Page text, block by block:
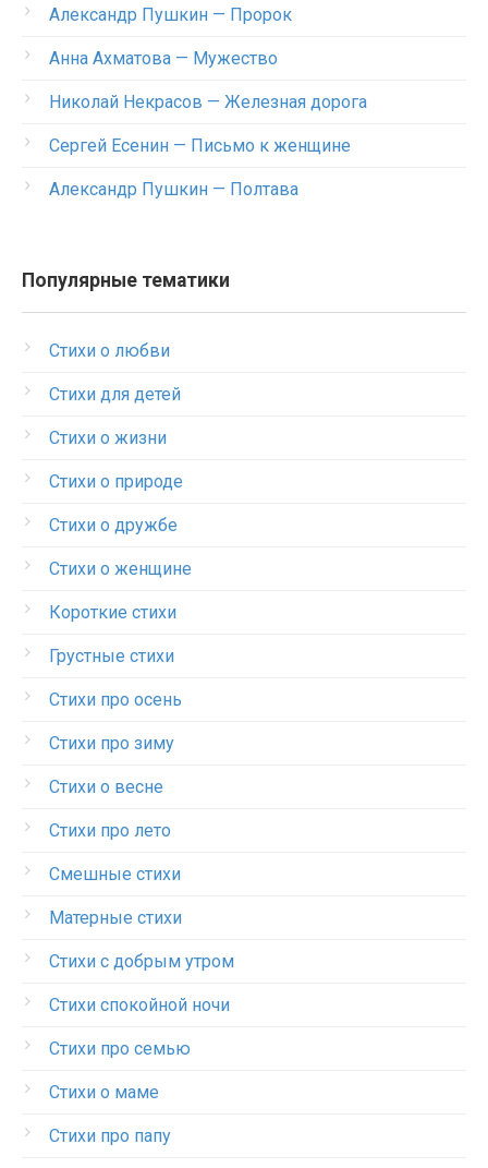
Александр Пушкин — Пророк
Анна Ахматова — Мужество
Николай Некрасов — Железная дорога
Сергей Есенин — Письмо к женщине
Александр Пушкин — Полтава
Популярные тематики
Стихи о любви
Стихи для детей
Стихи о жизни
Стихи о природе
Стихи о дружбе
Стихи о женщине
Короткие стихи
Грустные стихи
Стихи про осень
Стихи про зиму
Стихи о весне
Стихи про лето
Смешные стихи
Матерные стихи
Стихи с добрым утром
Стихи спокойной ночи
Стихи про семью
Стихи о маме
Стихи про папу